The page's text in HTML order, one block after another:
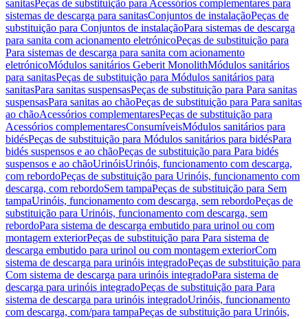
sanitasPeças de substituição para Acessórios complementares para
sistemas de descarga para sanitasConjuntos de instalaçãoPeças de
substituição para Conjuntos de instalaçãoPara sistemas de descarga
para sanita com acionamento eletrónicoPeças de substituição para
Para sistemas de descarga para sanita com acionamento
eletrónicoMódulos sanitários Geberit MonolithMódulos sanitários
para sanitasPeças de substituição para Módulos sanitários para
sanitasPara sanitas suspensasPeças de substituição para Para sanitas
suspensasPara sanitas ao chãoPeças de substituição para Para sanitas
ao chãoAcessórios complementaresPeças de substituição para
Acessórios complementaresConsumíveisMódulos sanitários para
bidésPeças de substituição para Módulos sanitários para bidésPara
bidés suspensos e ao chãoPeças de substituição para Para bidés
suspensos e ao chãoUrinóisUrinóis, funcionamento com descarga,
com rebordoPeças de substituição para Urinóis, funcionamento com
descarga, com rebordoSem tampaPeças de substituição para Sem
tampaUrinóis, funcionamento com descarga, sem rebordoPeças de
substituição para Urinóis, funcionamento com descarga, sem
rebordoPara sistema de descarga embutido para urinol ou com
montagem exteriorPeças de substituição para Para sistema de
descarga embutido para urinol ou com montagem exteriorCom
sistema de descarga para urinóis integradoPeças de substituição para
Com sistema de descarga para urinóis integradoPara sistema de
descarga para urinóis integradoPeças de substituição para Para
sistema de descarga para urinóis integradoUrinóis, funcionamento
com descarga, com/para tampaPeças de substituição para Urinóis,